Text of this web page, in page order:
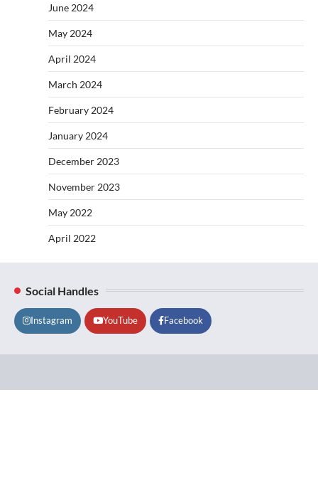
June 2024
May 2024
April 2024
March 2024
February 2024
January 2024
December 2023
November 2023
May 2022
April 2022
Social Handles
Instagram YouTube Facebook